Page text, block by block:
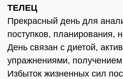
ТЕЛЕЦ
Прекрасный день для
поступков, планирования,
День связан с диетой,
упражнениями,
Избыток жизненных сил